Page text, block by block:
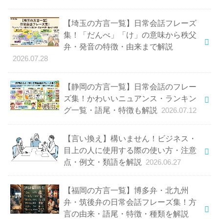
【埼玉の方言一覧】日常会話フレーズ
集！「だんべ」「け」の意味から秩父
弁・発音の特徴・由来まで解説
2026.07.28
【静岡の方言一覧】日常会話のフレー
ズ集！かわいいニュアンス・ランキン
グ一覧・語尾・特徴も解説
2026.07.12
【言い換え】構いません！ビジネス・
目上の人に使用する際の使い方・注意
点・例文・類語を解説
2026.06.27
【福岡の方言一覧】博多弁・北九州
弁・筑後弁の日常会話フレーズ集！方
言の由来・語尾・特徴・種類を解説